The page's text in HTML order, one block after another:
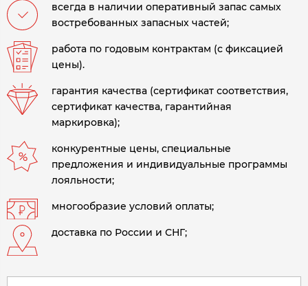
всегда в наличии оперативный запас самых
востребованных запасных частей;
работа по годовым контрактам (с фиксацией
цены).
гарантия качества (сертификат соответствия,
сертификат качества, гарантийная
маркировка);
конкурентные цены, специальные
предложения и индивидуальные программы
лояльности;
многообразие условий оплаты;
доставка по России и СНГ;